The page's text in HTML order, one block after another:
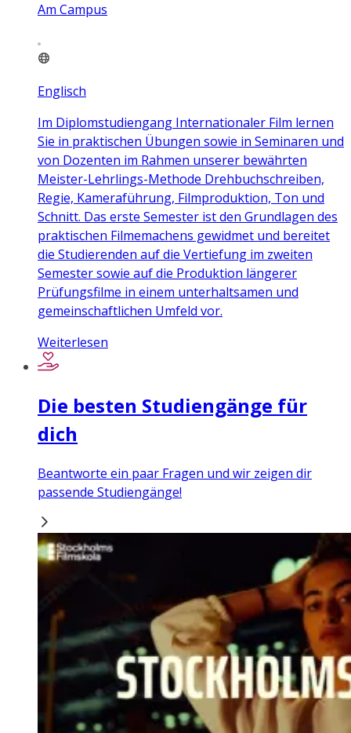
Am Campus
Englisch
Im Diplomstudiengang Internationaler Film lernen
Sie in praktischen Übungen sowie in Seminaren und
von Dozenten im Rahmen unserer bewährten
Meister-Lehrlings-Methode Drehbuchschreiben,
Regie, Kameraführung, Filmproduktion, Ton und
Schnitt. Das erste Semester ist den Grundlagen des
praktischen Filmemachens gewidmet und bereitet
die Studierenden auf die Vertiefung im zweiten
Semester sowie auf die Produktion längerer
Prüfungsfilme in einem unterhaltsamen und
gemeinschaftlichen Umfeld vor.
Weiterlesen
Die besten Studiengänge für
dich
Beantworte ein paar Fragen und wir zeigen dir
passende Studiengänge!